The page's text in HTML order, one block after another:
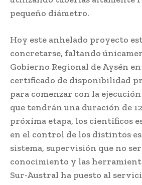
pequeño diámetro.
Hoy este anhelado proyecto
concretarse, faltando
Gobierno Regional de Aysén
certificado de disponibilidad
para comenzar con la
que tendrán una duración de
próxima etapa, los científicos
en el control de los distintos
sistema, supervisión que no
conocimiento y las
Sur-Austral ha puesto al